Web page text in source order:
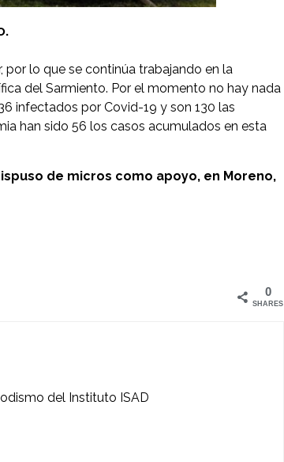
lo que se continúa trabajando en la
del Sarmiento. Por el momento no hay nada
infectados por Covid-19 y son 130 las
han sido 56 los casos acumulados en esta
de micros como apoyo, en Moreno,
0
SHARES
del Instituto ISAD